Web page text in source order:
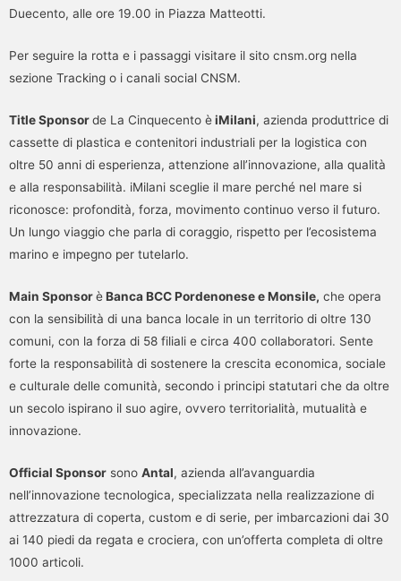
Duecento, alle ore 19.00 in Piazza Matteotti.
Per seguire la rotta e i passaggi visitare il sito cnsm.org nella
sezione Tracking o i canali social CNSM.
Title Sponsorde La Cinquecento èiMilani, azienda produttrice di
cassette di plastica e contenitori industriali per la logistica con
oltre 50 anni di esperienza, attenzione all’innovazione, alla qualità
e alla responsabilità. iMilani sceglie il mare perché nel mare si
riconosce: profondità, forza, movimento continuo verso il futuro.
Un lungo viaggio che parla di coraggio, rispetto per l’ecosistema
marino e impegno per tutelarlo.
Main SponsorèBanca BCC Pordenonese e Monsile, che opera
con la sensibilità di una banca locale in un territorio di oltre 130
comuni, con la forza di 58 filiali e circa 400 collaboratori. Sente
forte la responsabilità di sostenere la crescita economica, sociale
e culturale delle comunità, secondo i principi statutari che da oltre
un secolo ispirano il suo agire, ovvero territorialità, mutualità e
innovazione.
Official Sponsor sono Antal, azienda all’avanguardia
nell’innovazione tecnologica, specializzata nella realizzazione di
attrezzatura di coperta, custom e di serie, per imbarcazioni dai 30
ai 140 piedi da regata e crociera, con un’offerta completa di oltre
1000 articoli.